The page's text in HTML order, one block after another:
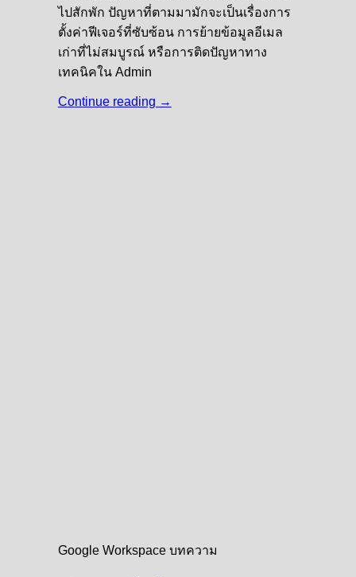
ไปสักพัก ปัญหาที่ตามมามักจะเป็นเรื่องการ
ตั้งค่าฟีเจอร์ที่ซับซ้อน การย้ายข้อมูลอีเมล
เก่าที่ไม่สมบูรณ์ หรือการติดปัญหาทาง
เทคนิคใน Admin
Continue reading →
Google Workspace บทความ